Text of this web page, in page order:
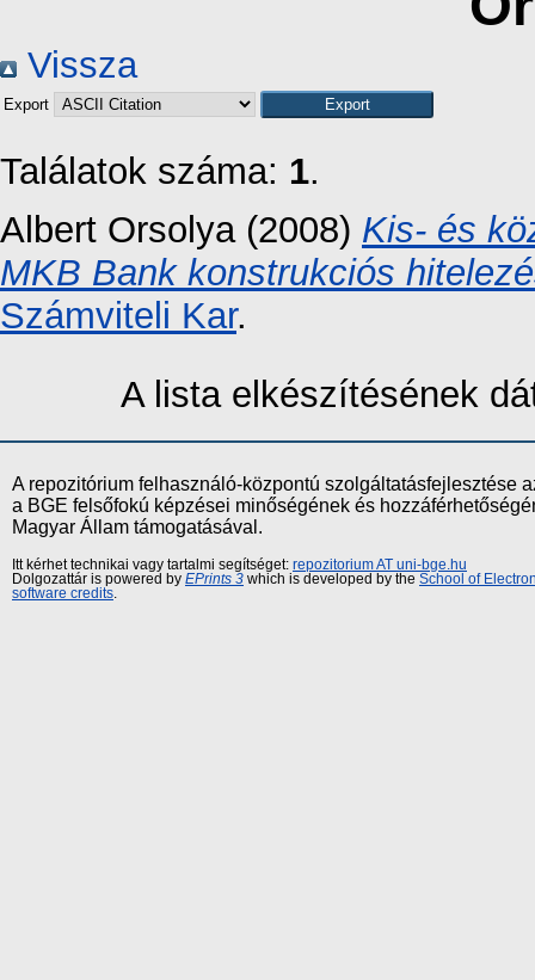
Vissza
Export
Találatok száma: 1.
Albert Orsolya (2008) Kis- és
MKB Bank konstrukciós
Számviteli Kar.
A lista elkészítésének
A repozitórium felhasználó-központú szolgáltatásfejlesztése
a BGE felsőfokú képzései minőségének és
Magyar Állam támogatásával.
Itt kérhet technikai vagy tartalmi segítséget: repozitorium AT uni-bge.hu
Dolgozattár is powered by EPrints 3 which is developed by the School of
software credits